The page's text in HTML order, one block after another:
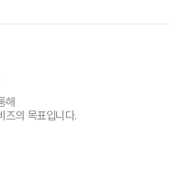
해
즈의 목표입니다.